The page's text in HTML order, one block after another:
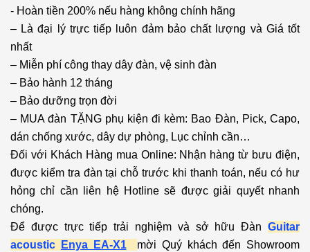
- Hoàn tiền 200% nếu hàng không chính hãng
– Là đại lý trực tiếp luôn đảm bảo chất lượng và Giá tốt
nhất
– Miễn phí công thay dây đàn, vệ sinh đàn
– Bảo hành 12 tháng
– Bảo dưỡng trọn đời
– MUA đàn TẶNG phụ kiện đi kèm: Bao Đàn, Pick, Capo,
dán chống xước, dây dự phòng, Lục chỉnh cần…
Đối với Khách Hàng mua Online: Nhận hàng từ bưu điện,
được kiểm tra đàn tại chỗ trước khi thanh toán, nếu có hư
hỏng chỉ cần liên hệ Hotline sẽ được giải quyết nhanh
chóng.
Để được trực tiếp trải nghiệm và sở hữu Đàn Guitar
acoustic
Enya EA-X1
mời Quý khách đến Showroom